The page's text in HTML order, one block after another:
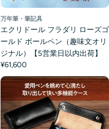
万年筆・筆記具
エクリドール フラダリ ローズゴ
ールド ボールペン（趣味文オリ
ジナル）【5営業日以内出荷】
¥61,600